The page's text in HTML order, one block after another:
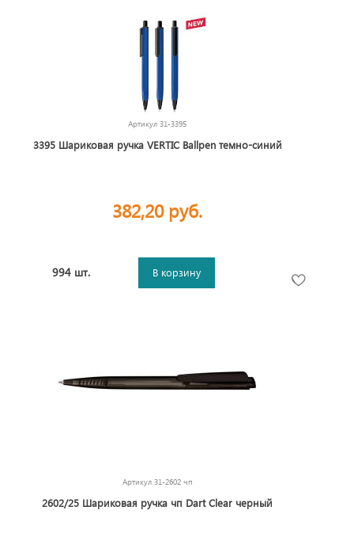
Артикул 31-3395
3395 Шариковая ручка VERTIC Ballpen темно-синий
382,20 руб.
994 шт. В корзину
Артикул 31-2602 чп
2602/25 Шариковая ручка чп Dart Clear черный